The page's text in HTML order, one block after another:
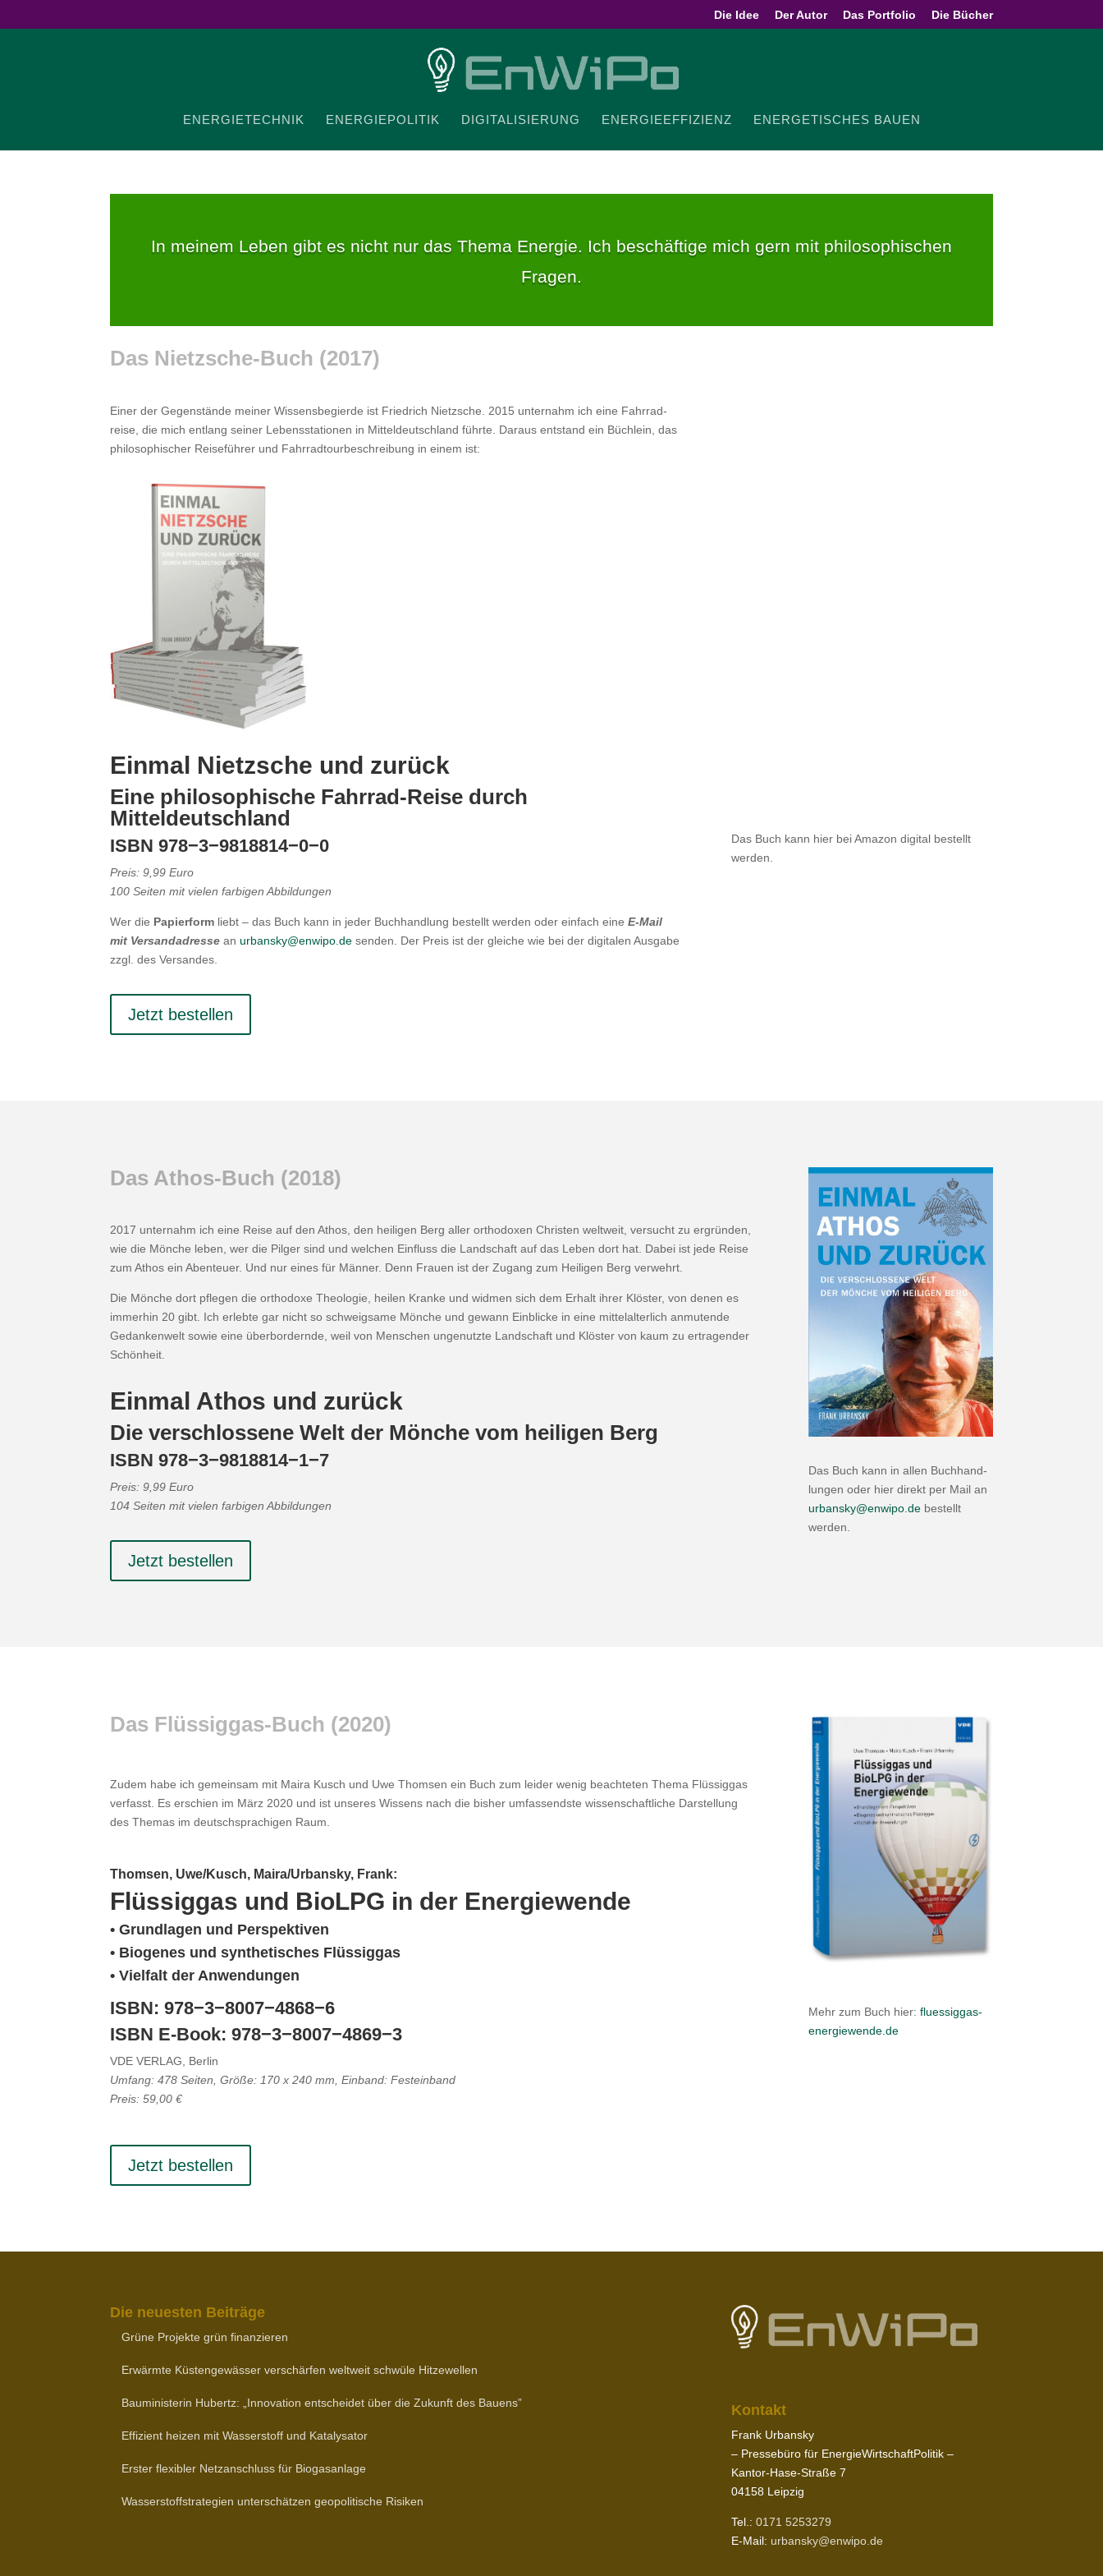
Die Idee Der Autor Das Portfolio Die Bücher
ENER­GIE­TECHNIK ENER­GIE­PO­LITIK DIGI­TA­LI­SIERUNG ENER­GIE­EF­FI­ZIENZ ENER­GE­TI­SCHES BAUEN
In meinem Leben gibt es nicht nur das Thema Energie. Ich beschäftige mich gern mit philo­s­ophi­schen
Fragen.
Das Nietzsche-​Buch (2017)
Einer der Gegen­stände meiner Wissens­be­gierde ist Friedrich Nietzsche. 2015 unternahm ich eine Fahrrad­
reise, die mich entlang seiner Lebens­stationen in Mittel­deutschland führte. Daraus entstand ein Büchlein, das
philo­so­phi­scher Reise­führer und Fahr­rad­tour­be­schreibung in einem ist:
Einmal Nietzsche und zurück
Eine philo­so­phische Fahrrad-​Reise durch
Mitteldeutschland
ISBN 978−3−9818814−0−0
Preis:9 ,99 Euro
100 Seiten mit vielen farbigen Abbildungen
Wer die Papierform liebt – das Buch kann in jeder Buch­handlung bestellt werden oder einfach eineE‑Mail
mit Versand­adresse anurbansky@​enwipo.​desenden. Der Preis ist der gleiche wie bei der digitalen Ausgabe
zzgl. des Versandes.
Jetzt bestellen
Das Buch kann hier bei Amazon digital bestellt
werden.
Das Athos-​Buch (2018)
2017 unternahm ich eine Reise auf den Athos, den heiligen Berg aller ortho­doxen Christen weltweit, versucht zu ergründen,
wie die Mönche leben, wer die Pilger sind und welchen Einfluss die Land­schaft auf das Leben dort hat. Dabei ist jede Reise
zum Athos ein Abenteuer. Und nur eines für Männer. Denn Frauen ist der Zugang zum Heiligen Berg verwehrt.
Die Mönche dort pflegen die orthodoxe Theologie, heilen Kranke und widmen sich dem Erhalt ihrer Klöster, von denen es
immerhin20 gibt. Ich erlebte gar nicht so schweigsame Mönche und gewann Einblicke in eine mittel­al­terlich anmutende
Gedankenwelt sowie eine über­bor­dernde, weil von Menschen unge­nutzte Land­schaft und Klöster von kaum zu ertra­gender
Schönheit.
Einmal Athos und zurück
Die verschlossene Welt der Mönche vom heiligen Berg
ISBN 978−3−9818814−1−7
Preis:9 ,99 Euro
104 Seiten mit vielen farbigen Abbildungen
Jetzt bestellen
Das Buch kann in allen Buch­hand­
lungen oder hier direkt per Mail an
urbansky@​enwipo.​de bestellt
werden.
Das Flüssiggas-​Buch (2020)
Zudem habe ich gemeinsam mit Maira Kusch und Uwe Thomsen ein Buch zum leider wenig beach­teten Thema Flüs­siggas
verfasst. Es erschien im März2020 und ist unseres Wissens nach die bisher umfas­sendste wissen­schaft­liche Darstellung
des Themas im deutsch­spra­chigen Raum.
Thomsen, Uwe/​Kusch, Maira/​Urbansky, Frank:
Flüs­siggas und BioLPG in der Energiewende
• Grund­lagen und Perspektiven
• Biogenes und synthe­ti­sches Flüssiggas
• Vielfalt der Anwendungen
ISBN:978−3−8007−4868−6
ISBN E‑Book:978−3−8007−4869−3
VDE VERLAG , Berlin
Umfang:478 Seiten, Größe: 170 x240 mm, Einband: Fest­einband
Preis:59 ,00 €
Jetzt bestellen
Mehr zum Buch hier:flues​siggas​-
ener​gie​wende​.de
Die neuesten Beiträge
Grüne Projekte grün finanzieren
Erwärmte Küsten­ge­wässer verschärfen weltweit schwüle Hitzewellen
Baumi­nis­terin Hubertz: „Inno­vation entscheidet über die Zukunft des Bauens”
Effizient heizen mit Wasser­stoff und Katalysator
Erster flexibler Netz­an­schluss für Biogasanlage
Wasser­stoff­stra­tegien unter­schätzen geopo­li­tische Risiken
Kontakt
Frank Urbansky
– Pres­sebüro für EnergieWirtschaftPolitik –
Kantor-​Hase-​Straße 7
04158Leipzig
Tel.: 0171 5253279
E‑Mail: urbansky@​enwipo.​de